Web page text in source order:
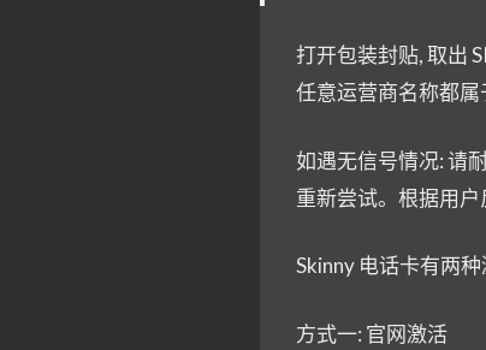
打开包装封贴, 取出
任意运营商名称都属
如遇无信号情况: 请
重新尝试。根据用户
Skinny 电话卡有两
方式一: 官网激活